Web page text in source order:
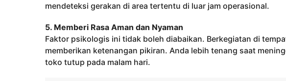
mendeteksi gerakan di area tertentu di luar jam operasional.
5. Memberi Rasa Aman dan Nyaman
Faktor psikologis ini tidak boleh diabaikan. Berkegiatan di
memberikan ketenangan pikiran. Anda lebih tenang saat
toko tutup pada malam hari.